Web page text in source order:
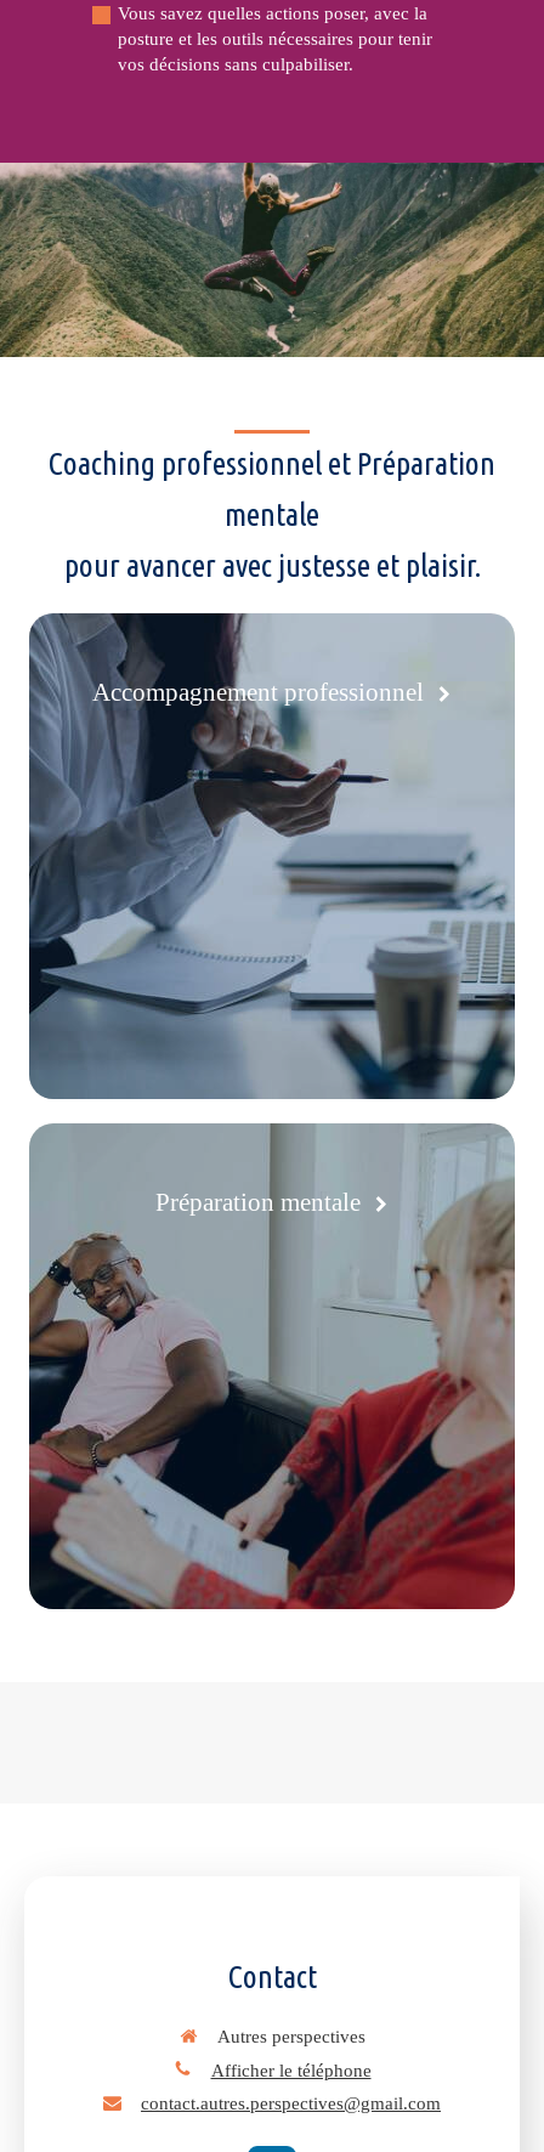
Vous savez quelles actions poser, avec la
posture et les outils nécessaires pour tenir
vos décisions sans culpabiliser.
Coaching professionnel et Préparation
mentale
pour avancer avec justesse et plaisir.
Accompagnement professionnel
Préparation mentale
Contact
Autres perspectives
Afficher le téléphone
contact.autres.perspectives@gmail.com